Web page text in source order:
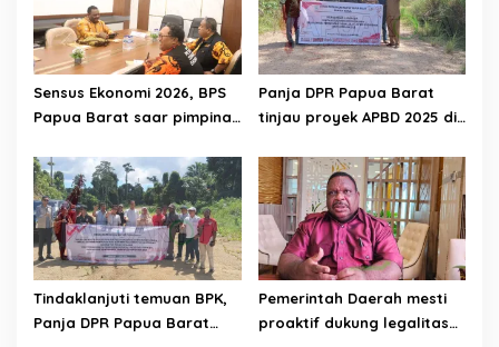
Sensus Ekonomi 2026, BPS
Papua Barat saar pimpinan
Panja DPR Papua Barat
tinjau proyek APBD 2025 di
Bintuni
Tindaklanjuti temuan BPK,
Panja DPR Papua Barat
Pemerintah Daerah mesti
proaktif dukung legalitas